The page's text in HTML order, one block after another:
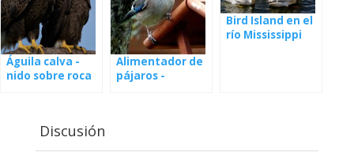
Águila calva -
nido sobre roca
Alimentador de
pájaros -
Bird Island en el
río Mississippi
Discusión